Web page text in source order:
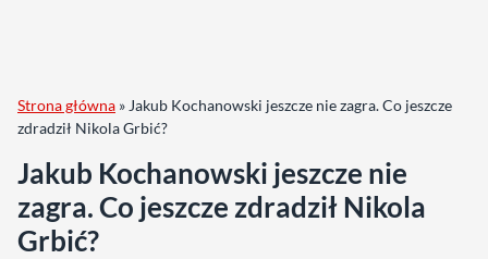
Strona główna » Jakub Kochanowski jeszcze nie zagra. Co jeszcze
zdradził Nikola Grbić?
Jakub Kochanowski jeszcze nie
zagra. Co jeszcze zdradził Nikola
Grbić?